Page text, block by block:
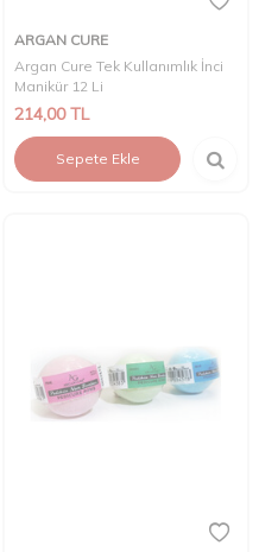
ARGAN CURE
Argan Cure Tek Kullanımlık İnci
Manikür 12 Li
214,00TL
Sepete Ekle